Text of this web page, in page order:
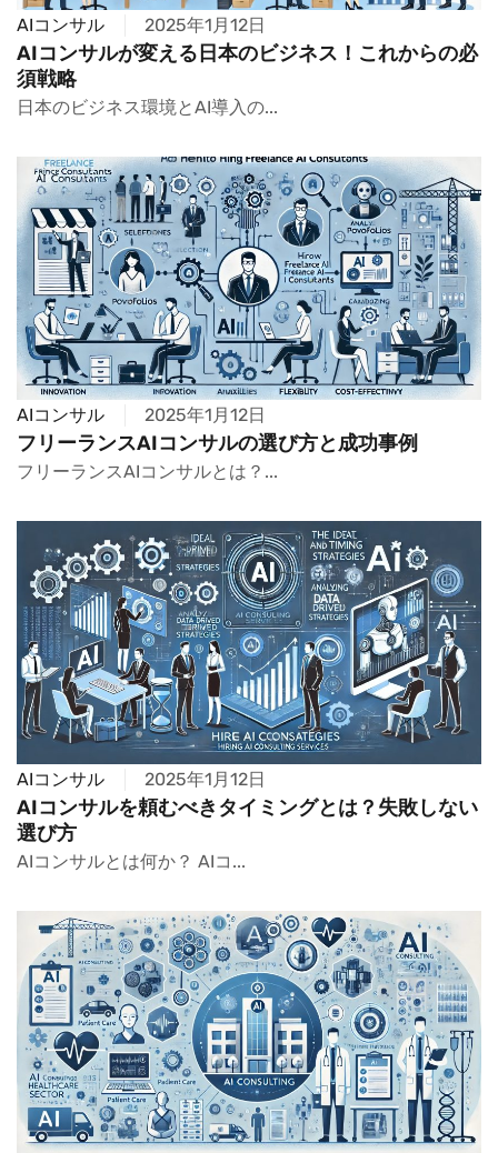
AIコンサル 2025年1月12日
AIコンサルが変える日本のビジネス！これからの必
須戦略
日本のビジネス環境とAI導入の...
AIコンサル 2025年1月12日
フリーランスAIコンサルの選び方と成功事例
フリーランスAIコンサルとは？...
AIコンサル 2025年1月12日
AIコンサルを頼むべきタイミングとは？失敗しない
選び方
AIコンサルとは何か？ AIコ...